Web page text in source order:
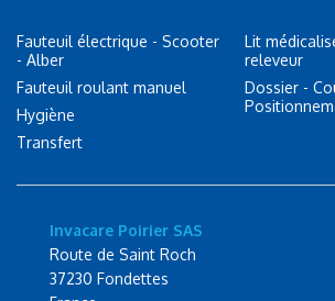
Fauteuil électrique - Scooter
- Alber
Fauteuil roulant manuel
Hygiène
Transfert
Lit
releveur
Dossier -
Invacare Poirier SAS
Route de Saint Roch
37230 Fondettes